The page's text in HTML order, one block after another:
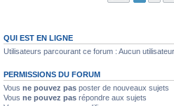
QUI EST EN LIGNE
Utilisateurs parcourant ce forum : Aucun
PERMISSIONS DU FORUM
Vous ne pouvez pas poster de nouveaux sujets
Vous ne pouvez pas répondre aux sujets